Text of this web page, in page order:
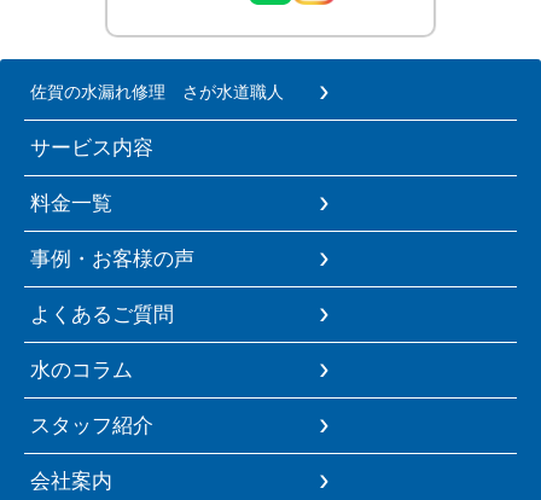
佐賀の水漏れ修理 さが水道職人
サービス内容
料金一覧
事例・お客様の声
よくあるご質問
水のコラム
スタッフ紹介
会社案内